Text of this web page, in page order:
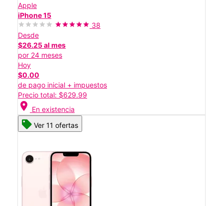
Apple
iPhone 15
38
Desde
$26.25 al mes
por 24 meses
Hoy
$0.00
de pago inicial + impuestos
Precio total: $629.99
location_on En existencia
Ver 11 ofertas